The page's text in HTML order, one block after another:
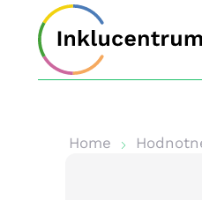
Home